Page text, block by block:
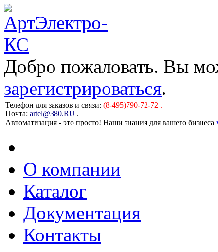
Добро пожаловать. Вы
зарегистрироваться.
Телефон для заказов и связи: (8-495)790-72-72 .
Почта: artel@380.RU .
Автоматизация - это просто! Наши знания для вашего бизнеса
О компании
Каталог
Документация
Контакты